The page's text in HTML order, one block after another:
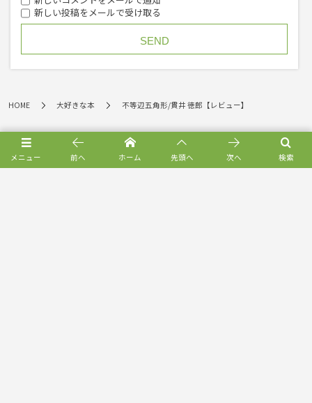
新しい投稿をメールで受け取る
HOME 大好きな本 不等辺五角形/貫井 徳郎【レビュー】
メニュー 検索
前へ ホーム 先頭へ 次へ